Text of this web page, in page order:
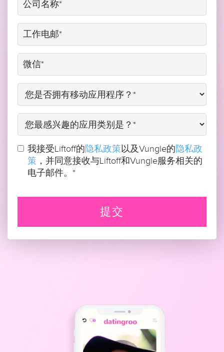
我接受Liftoff的隐私政策以及Vungle的隐私政
策 ，并同意接收与Liftoff和Vungle服务相关的
电子邮件。 *